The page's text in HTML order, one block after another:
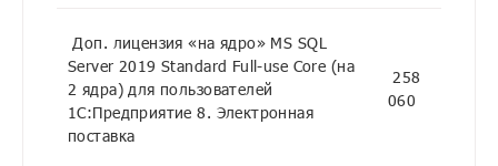
Доп. лицензия «на ядро» MS SQL
Server 2019 Standard Full-use Core (на
2 ядра) для пользователей
1С:Предприятие 8. Электронная
поставка
258
060